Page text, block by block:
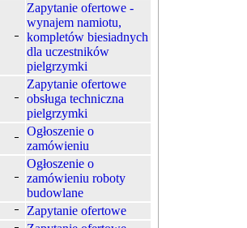
Zapytanie ofertowe -
wynajem namiotu,
kompletów biesiadnych
dla uczestników
pielgrzymki
Zapytanie ofertowe
obsługa techniczna
pielgrzymki
Ogłoszenie o
zamówieniu
Ogłoszenie o
zamówieniu roboty
budowlane
Zapytanie ofertowe